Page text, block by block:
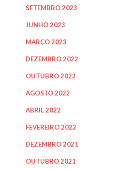
SETEMBRO 2023
JUNHO 2023
MARÇO 2023
DEZEMBRO 2022
OUTUBRO 2022
AGOSTO 2022
ABRIL 2022
FEVEREIRO 2022
DEZEMBRO 2021
OUTUBRO 2021